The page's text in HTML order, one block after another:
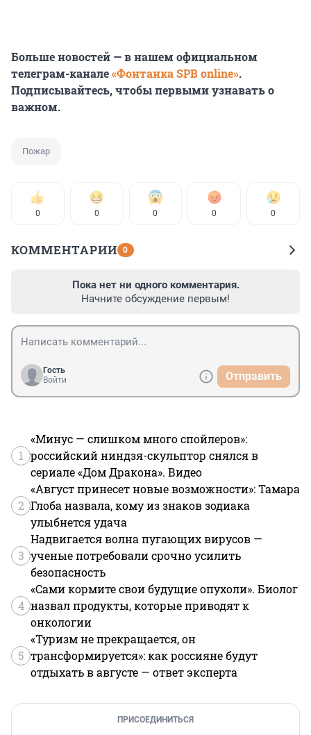
Больше новостей — в нашем официальном
телеграм-канале«Фонтанка SPB online».
Подписывайтесь, чтобы первыми узнавать о
важном.
Пожар
0 0 0 0 0
КОММЕНТАРИИ 0
Пока нет ни одного комментария.
Начните обсуждение первым!
Гость
Войти
Отправить
1
«Минус — слишком много спойлеров»:
российский ниндзя-скульптор снялся в
сериале «Дом Дракона». Видео
2
«Август принесет новые возможности»: Тамара
Глоба назвала, кому из знаков зодиака
улыбнется удача
3
Надвигается волна пугающих вирусов —
ученые потребовали срочно усилить
безопасность
4
«Сами кормите свои будущие опухоли». Биолог
назвал продукты, которые приводят к
онкологии
5
«Туризм не прекращается, он
трансформируется»: как россияне будут
отдыхать в августе — ответ эксперта
ПРИСОЕДИНИТЬСЯ